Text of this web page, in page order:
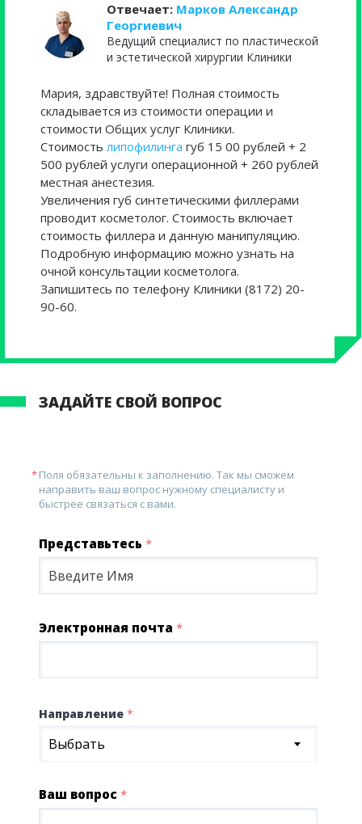
Отвечает: Марков Александр
Георгиевич
Ведущий специалист по пластической
и эстетической хирургии Клиники
Мария, здравствуйте! Полная стоимость
складывается из стоимости операции и
стоимости Общих услуг Клиники.
Стоимостьлипофилинга губ 15 00 рублей + 2
500 рублей услуги операционной + 260 рублей
местная анестезия.
Увеличения губ синтетическими филлерами
проводит косметолог. Стоимость включает
стоимость филлера и данную манипуляцию.
Подробную информацию можно узнать на
очной консультации косметолога.
Запишитесь по телефону Клиники (8172) 20-
90-60.
ЗАДАЙТЕ СВОЙ ВОПРОС
Поля обязательны к заполнению. Так мы сможем
направить ваш вопрос нужному специалисту и
быстрее связаться с вами.
Представьтесь *
Электронная почта *
Направление *
Выбрать
Ваш вопрос *